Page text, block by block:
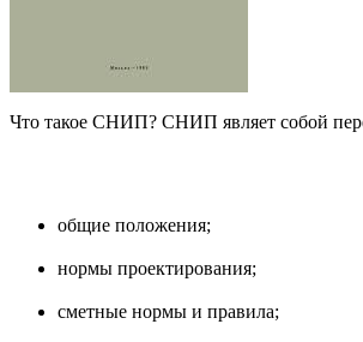
Что такое СНИП? СНИП являет собой
общие положения;
нормы проектирования;
сметные нормы и правила;